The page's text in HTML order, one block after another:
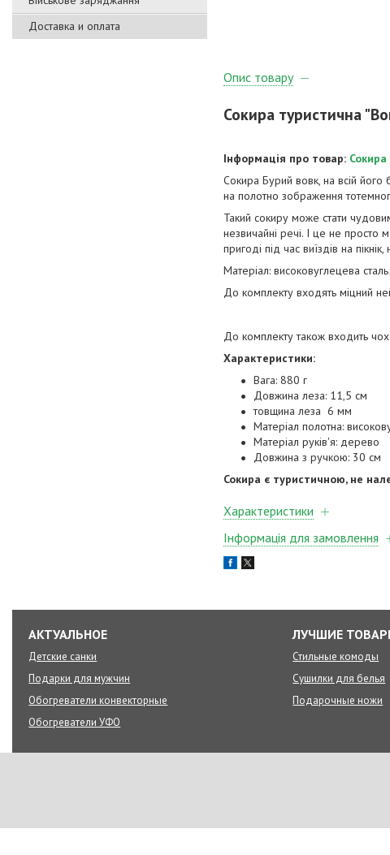
Доставка и оплата
Опис товару
Сокира туристична
Інформація про товар: Сокира
Сокира Бурий вовк, на всій його
на полотно зображення
Такий сокиру може стати
незвичайні речі. І це не просто
пригоді під час виїздів на
Матеріал: високовуглецева
До комплекту входять міцний
До комплекту також входить
Характеристики:
Вага: 880 г
Довжина леза: 11,5 см
товщина леза 6 мм
Матеріал полотна:
Матеріал руків'я: дерево
Довжина з ручкою: 30 см
Сокира є туристичною, не
Характеристики
Інформація для замовлення
АКТУАЛЬНОЕ
Детские санки
Подарки для мужчин
Обогреватели конвекторные
Обогреватели УФО
ЛУЧШИЕ
Стильные комоды
Сушилки для белья
Подарочные ножи